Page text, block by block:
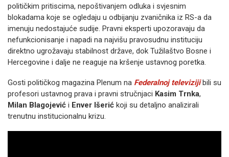
političkim pritiscima, nepoštivanjem odluka i svjesnim
blokadama koje se ogledaju u odbijanju zvaničnika iz RS-a da
imenuju nedostajuće sudije. Pravni eksperti upozoravaju da
nefunkcionisanje i napadi na najvišu pravosudnu instituciju
direktno ugrožavaju stabilnost države, dok Tužilaštvo Bosne i
Hercegovine i dalje ne reaguje na kršenje ustavnog poretka.
Gosti političkog magazina Plenum na Federalnoj televizijibili su
profesori ustavnog prava i pravni stručnjaci Kasim Trnka,
Milan Blagojević i Enver Išerić koji su detaljno analizirali
trenutnu institucionalnu krizu.